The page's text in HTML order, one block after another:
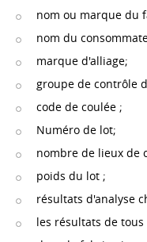
nom ou marque du
nom du
marque d'alliage;
groupe de contrôle
code de coulée ;
Numéro de lot;
nombre de lieux de
poids du lot ;
résultats d'analyse
les résultats de